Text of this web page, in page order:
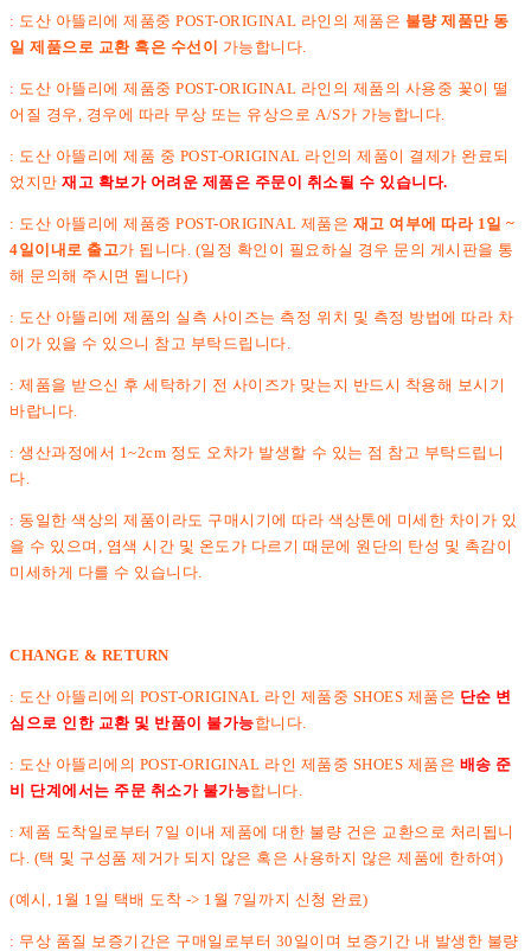
: 도산 아뜰리에 제품중 POST-ORIGINAL 라인의 제품은 불량 제품만 동
일 제품으로 교환 혹은 수선이
가능합니다.
: 도산 아뜰리에 제품중 POST-ORIGINAL 라인의 제품의 사용중 꽃이 떨
어질 경우, 경우에 따라 무상 또는 유상으로 A/S가 가능합니다.
: 도산 아뜰리에 제품 중 POST-ORIGINAL 라인의 제품이 결제가 완료되
었지만재고 확보가 어려운 제품은 주문이 취소될 수 있습니다.
: 도산 아뜰리에 제품중 POST-ORIGINAL 제품은 재고 여부에 따라 1일 ~
4일이내로 출고가 됩니다. (일정 확인이 필요하실 경우 문의 게시판을 통
해 문의해 주시면 됩니다)
: 도산 아뜰리에 제품의 실측 사이즈는 측정 위치 및 측정 방법에 따라 차
이가 있을 수 있으니 참고 부탁드립니다.
: 제품을 받으신 후 세탁하기 전 사이즈가 맞는지 반드시 착용해 보시기
바랍니다.
: 생산과정에서 1~2cm 정도 오차가 발생할 수 있는 점 참고 부탁드립니
다.
: 동일한 색상의 제품이라도 구매시기에 따라 색상톤에 미세한 차이가 있
을 수 있으며, 염색 시간 및 온도가 다르기 때문에 원단의 탄성 및 촉감이
미세하게 다를 수 있습니다.
CHANGE & RETURN
: 도산 아뜰리에의 POST-ORIGINAL 라인 제품중 SHOES 제품은 단순 변
심으로 인한 교환 및 반품이 불가능합니다.
: 도산 아뜰리에의 POST-ORIGINAL 라인 제품중 SHOES 제품은 배송 준
비 단계에서는 주문 취소가 불가능합니다.
: 제품 도착일로부터 7일 이내 제품에 대한 불량 건은 교환으로 처리됩니
다. (택 및 구성품 제거가 되지 않은 혹은 사용하지 않은 제품에 한하여)
(예시, 1월 1일 택배 도착 -> 1월 7일까지 신청 완료)
: 무상 품질 보증기간은 구매일로부터 30일이며 보증기간 내 발생한 불량